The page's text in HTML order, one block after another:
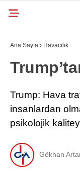
EKONOMI
DÜNYADAN
TEKNOLOJI
Ana Sayfa › Havacılık
Trump: Hava
insanlardan
psikolojik
Gökhan